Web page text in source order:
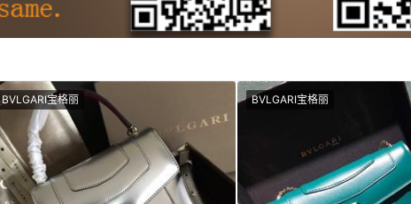
BVLGARI宝格丽 BVLGARI宝格丽